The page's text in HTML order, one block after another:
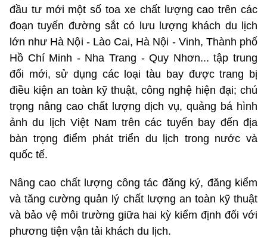
đầu tư mới một số toa xe chất lượng cao trên các
đoạn tuyến đường sắt có lưu lượng khách du lịch
lớn như Hà Nội - Lào Cai, Hà Nội - Vinh, Thành phố
Hồ Chí Minh - Nha Trang - Quy Nhơn... tập trung
đổi mới, sử dụng các loại tàu bay được trang bị
điều kiện an toàn kỹ thuật, công nghệ hiện đại; chú
trọng nâng cao chất lượng dịch vụ, quảng bá hình
ảnh du lịch Việt Nam trên các tuyến bay đến địa
bàn trọng điểm phát triển du lịch trong nước và
quốc tế.
Nâng cao chất lượng công tác đăng ký, đăng kiểm
và tăng cường quản lý chất lượng an toàn kỹ thuật
và bảo vệ môi trường giữa hai kỳ kiểm định đối với
phương tiện vận tải khách du lịch.